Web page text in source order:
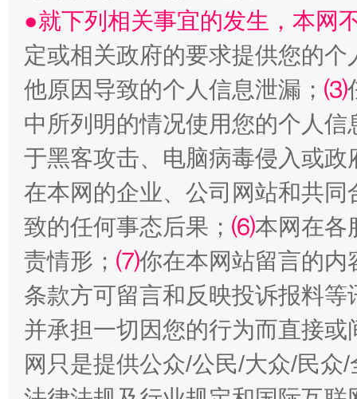
站台名比不上好声名
●就下列相关事宜的发生，本网
定或相关政府的要求提供您的个
他原因导致的个人信息泄漏； ⑶
中所列明的情况使用您的个人
于黑客攻击、电脑病毒侵入或
在本网的企业、公司网站和共
致的任何事态后果； ⑹本网在各
责情形； ⑺你在本网站留言的内
条款方可留言和反映投诉报料
并承担一切因您的行为而直接
网只是提供公众/公民/大众/民